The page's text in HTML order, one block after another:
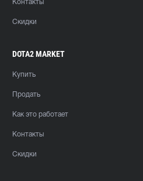
Контакты
Скидки
DOTA2 MARKET
Купить
Продать
Как это работает
Контакты
Скидки